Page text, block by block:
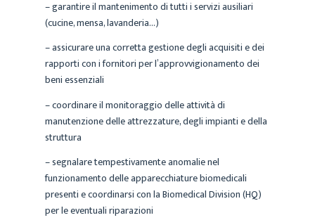
– garantire il mantenimento di tutti i servizi ausiliari
(cucine, mensa, lavanderia…)
– assicurare una corretta gestione degli acquisiti e dei
rapporti con i fornitori per l’approvvigionamento dei
beni essenziali
– coordinare il monitoraggio delle attività di
manutenzione delle attrezzature, degli impianti e della
struttura
– segnalare tempestivamente anomalie nel
funzionamento delle apparecchiature biomedicali
presenti e coordinarsi con la Biomedical Division (HQ)
per le eventuali riparazioni